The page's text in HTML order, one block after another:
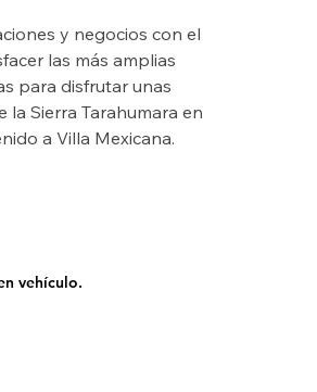
y negocios con el
las más amplias
para disfrutar unas
la Sierra Tarahumara en
a Villa Mexicana.
vehículo.